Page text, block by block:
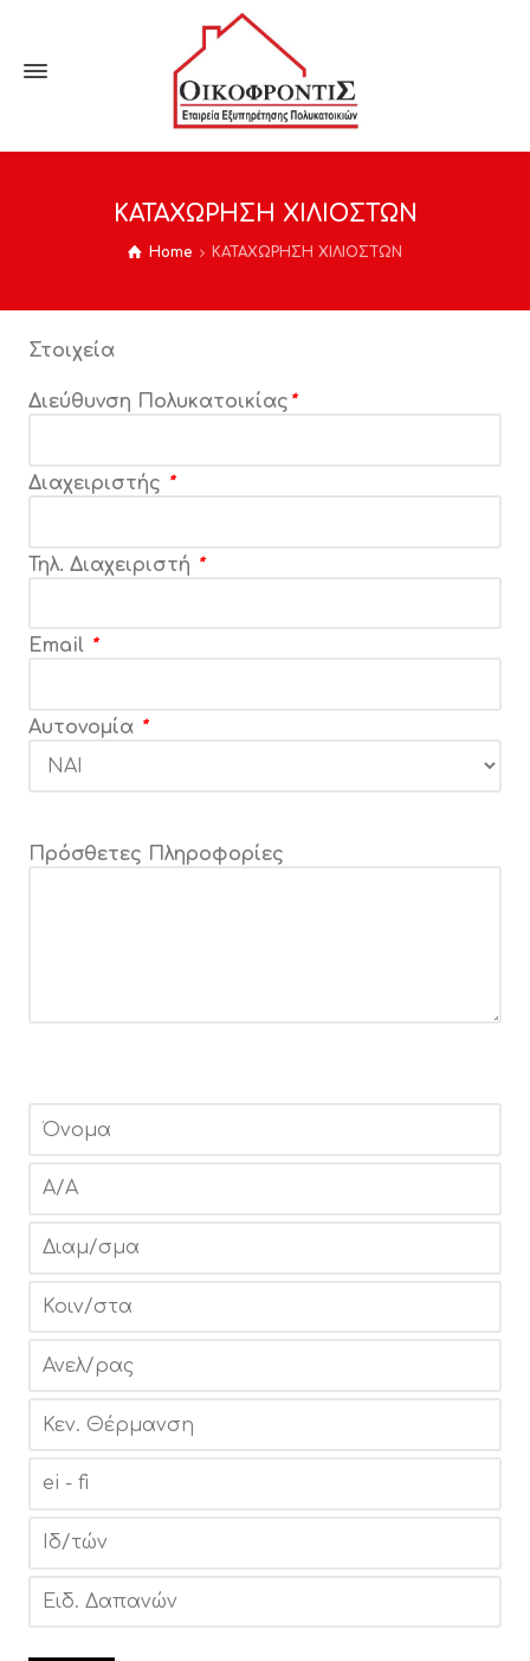
ΚΑΤΑΧΩΡΗΣΗ ΧΙΛΙΟΣΤΩΝ
Home ΚΑΤΑΧΩΡΗΣΗ ΧΙΛΙΟΣΤΩΝ
Στοιχεία
Διεύθυνση Πολυκατοικίας *
Διαχειριστής *
Τηλ. Διαχειριστή *
Email *
Αυτονομία *
Πρόσθετες Πληροφορίες